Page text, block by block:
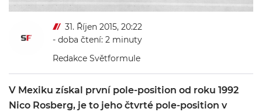
31. Říjen 2015, 20:22
- doba čtení: 2 minuty
Redakce Světformule
V Mexiku získal první pole-position od roku 1992
Nico Rosberg, je to jeho čtvrté pole-position v